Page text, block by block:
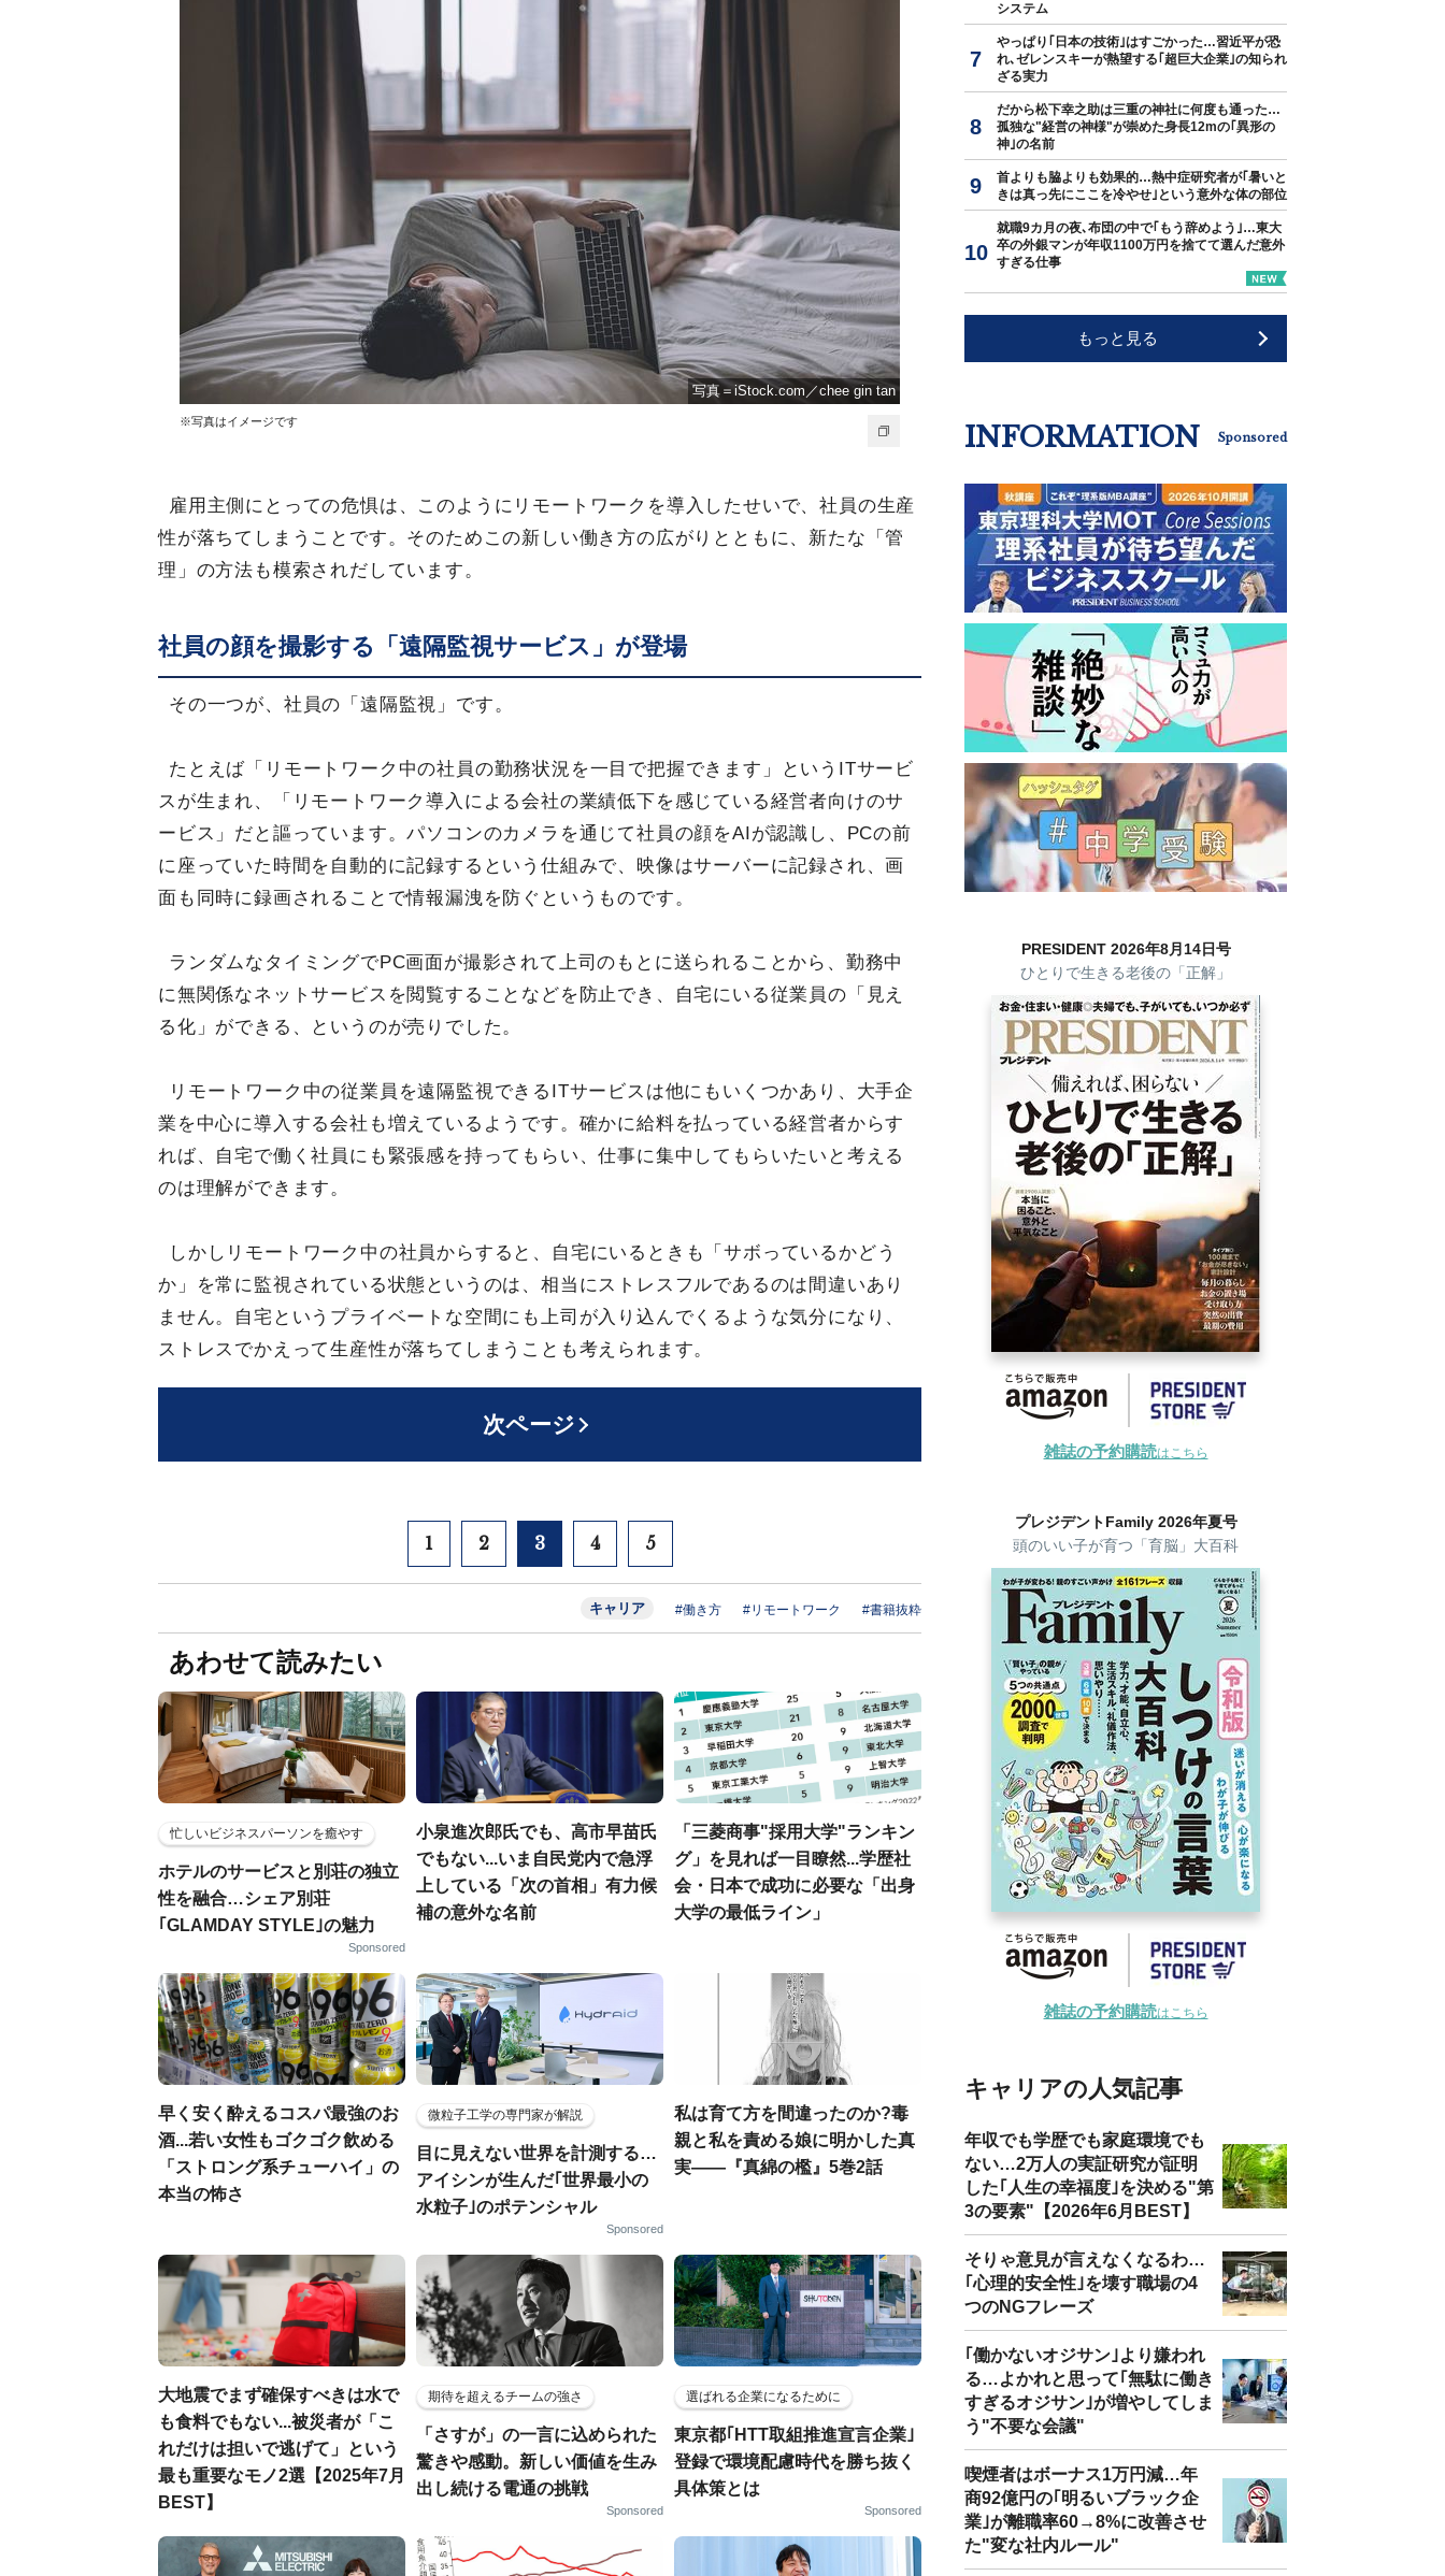
写真＝iStock.com／chee gin tan
※写真はイメージです
雇用主側にとっての危惧は、このようにリモートワークを導入したせいで、社員の生産
性が落ちてしまうことです。そのためこの新しい働き方の広がりとともに、新たな「管
理」の方法も模索されだしています。
社員の顔を撮影する「遠隔監視サービス」が登場
その一つが、社員の「遠隔監視」です。
たとえば「リモートワーク中の社員の勤務状況を一目で把握できます」というITサービ
スが生まれ、「リモートワーク導入による会社の業績低下を感じている経営者向けのサ
ービス」だと謳っています。パソコンのカメラを通じて社員の顔をAIが認識し、PCの前
に座っていた時間を自動的に記録するという仕組みで、映像はサーバーに記録され、画
面も同時に録画されることで情報漏洩を防ぐというものです。
ランダムなタイミングでPC画面が撮影されて上司のもとに送られることから、勤務中
に無関係なネットサービスを閲覧することなどを防止でき、自宅にいる従業員の「見え
る化」ができる、というのが売りでした。
リモートワーク中の従業員を遠隔監視できるITサービスは他にもいくつかあり、大手企
業を中心に導入する会社も増えているようです。確かに給料を払っている経営者からす
れば、自宅で働く社員にも緊張感を持ってもらい、仕事に集中してもらいたいと考える
のは理解ができます。
しかしリモートワーク中の社員からすると、自宅にいるときも「サボっているかどう
か」を常に監視されている状態というのは、相当にストレスフルであるのは間違いあり
ません。自宅というプライベートな空間にも上司が入り込んでくるような気分になり、
ストレスでかえって生産性が落ちてしまうことも考えられます。
次ページ
1 2 3 4 5
キャリア #働き方 #リモートワーク #書籍抜粋
あわせて読みたい
忙しいビジネスパーソンを癒やす
ホテルのサービスと別荘の独立
性を融合…シェア別荘
｢GLAMDAY STYLE｣の魅力
Sponsored
小泉進次郎氏でも、高市早苗氏
でもない...いま自民党内で急浮
上している「次の首相」有力候
補の意外な名前
「三菱商事"採用大学"ランキン
グ」を見れば一目瞭然...学歴社
会・日本で成功に必要な「出身
大学の最低ライン」
早く安く酔えるコスパ最強のお
酒...若い女性もゴクゴク飲める
「ストロング系チューハイ」の
本当の怖さ
微粒子工学の専門家が解説
目に見えない世界を計測する…
アイシンが生んだ｢世界最小の
水粒子｣のポテンシャル
Sponsored
私は育て方を間違ったのか?毒
親と私を責める娘に明かした真
実――『真綿の檻』5巻2話
大地震でまず確保すべきは水で
も食料でもない...被災者が「こ
れだけは担いで逃げて」という
最も重要なモノ2選【2025年7月
BEST】
期待を超えるチームの強さ
「さすが」の一言に込められた
驚きや感動。新しい価値を生み
出し続ける電通の挑戦
Sponsored
選ばれる企業になるために
東京都｢HTT取組推進宣言企業｣
登録で環境配慮時代を勝ち抜く
具体策とは
Sponsored
システム
やっぱり｢日本の技術｣はすごかった…習近平が恐
れ､ゼレンスキーが熱望する｢超巨大企業｣の知られ
ざる実力
だから松下幸之助は三重の神社に何度も通った…
孤独な"経営の神様"が崇めた身長12mの｢異形の
神｣の名前
首よりも脇よりも効果的…熱中症研究者が｢暑いと
きは真っ先にここを冷やせ｣という意外な体の部位
就職9カ月の夜､布団の中で｢もう辞めよう｣…東大
卒の外銀マンが年収1100万円を捨てて選んだ意外
すぎる仕事
もっと見る
INFORMATION Sponsored
PRESIDENT 2026年8月14日号
ひとりで生きる老後の「正解」
雑誌の予約購読はこちら
プレジデントFamily 2026年夏号
頭のいい子が育つ「育脳」大百科
雑誌の予約購読はこちら
キャリアの人気記事
年収でも学歴でも家庭環境でも
ない…2万人の実証研究が証明
した｢人生の幸福度｣を決める"第
3の要素"【2026年6月BEST】
そりゃ意見が言えなくなるわ…
｢心理的安全性｣を壊す職場の4
つのNGフレーズ
｢働かないオジサン｣より嫌われ
る…よかれと思って｢無駄に働き
すぎるオジサン｣が増やしてしま
う"不要な会議"
喫煙者はボーナス1万円減…年
商92億円の｢明るいブラック企
業｣が離職率60→8%に改善させ
た"変な社内ルール"